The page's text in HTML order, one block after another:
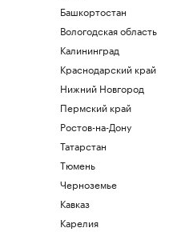
Башкортостан
Вологодская область
Калининград
Краснодарский край
Нижний Новгород
Пермский край
Ростов-на-Дону
Татарстан
Тюмень
Черноземье
Кавказ
Карелия